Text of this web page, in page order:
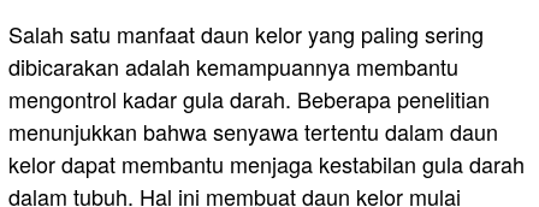
Salah satu manfaat daun kelor yang paling sering
dibicarakan adalah kemampuannya membantu
mengontrol kadar gula darah. Beberapa penelitian
menunjukkan bahwa senyawa tertentu dalam daun
kelor dapat membantu menjaga kestabilan gula darah
dalam tubuh. Hal ini membuat daun kelor mulai